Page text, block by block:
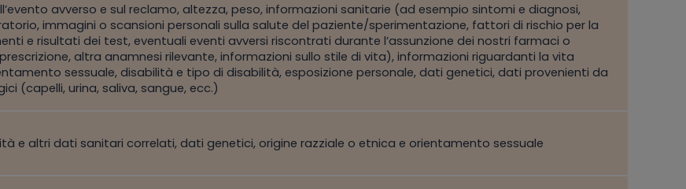
avverso e sul reclamo, altezza, peso, informazioni sanitarie (ad esempio sintomi e diagnosi,
immagini o scansioni personali sulla salute del paziente/sperimentazione, fattori di rischio per la
e risultati dei test, eventuali eventi avversi riscontrati durante l’assunzione dei nostri farmaci o
altra anamnesi rilevante, informazioni sullo stile di vita), informazioni riguardanti la vita
sessuale, disabilità e tipo di disabilità, esposizione personale, dati genetici, dati provenienti da
(capelli, urina, saliva, sangue, ecc.)
e altri dati sanitari correlati, dati genetici, origine razziale o etnica e orientamento sessuale